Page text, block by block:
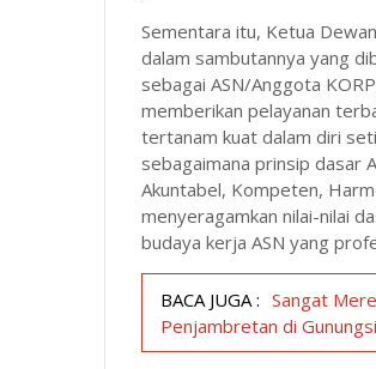
Sementara itu, Ketua
dalam sambutannya yang
sebagai ASN/Anggota
memberikan pelayanan
tertanam kuat dalam diri
sebagaimana prinsip dasar
Akuntabel, Kompeten,
menyeragamkan nilai-nilai
budaya kerja ASN yang
BACA JUGA : Sangat
Penjambretan di